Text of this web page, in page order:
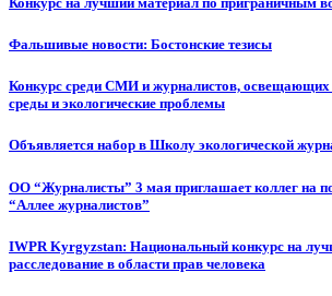
Фальшивые новости: Бостонские тезисы
Конкурс среди СМИ и журналистов,
среды и экологические проблемы
Объявляется набор в Школу экологической
ОО “Журналисты” 3 мая приглашает коллег на
“Аллее журналистов”
IWPR Kyrgyzstan: Национальный конкурс на
расследование в области прав человека